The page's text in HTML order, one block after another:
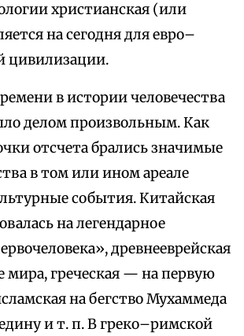
христианская (или
на сегодня для евро–
цивилизации.
в истории человечества
делом произвольным. Как
отсчета брались значимые
в том или ином ареале
события. Китайская
на легендарное
древнееврейская
мира, греческая — на первую
на бегство Мухаммеда
и т. п. В греко–римской